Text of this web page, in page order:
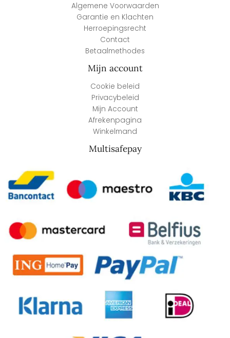
Algemene Voorwaarden
Garantie en Klachten
Herroepingsrecht
Contact
Betaalmethodes
Mijn account
Cookie beleid
Privacybeleid
Mijn Account
Afrekenpagina
Winkelmand
Multisafepay